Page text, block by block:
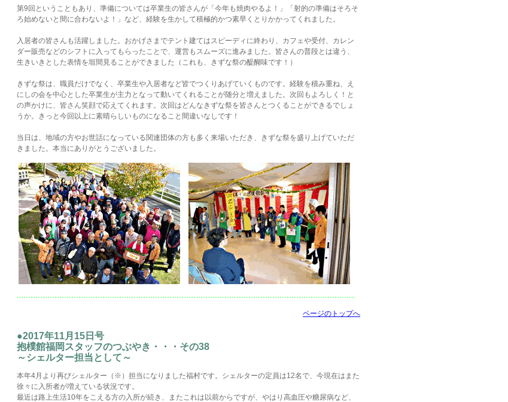
第9回ということもあり、準備については卒業生の皆さんが「今年も焼肉やるよ！」「射的の準備はそろそ
ろ始めないと間に合わないよ！」など、経験を生かして積極的かつ素早くとりかかってくれました。
入居者の皆さんも活躍しました。おかげさまでテント建てはスピーディに終わり、カフェや受付、カレン
ダー販売などのシフトに入ってもらったことで、運営もスムーズに進みました。皆さんの普段とは違う、
生きいきとした表情を垣間見ることができました（これも、きずな祭の醍醐味です！）
きずな祭は、職員だけでなく、卒業生や入居者など皆でつくりあげていくものです。経験を積み重ね、え
にしの会を中心とした卒業生が主力となって動いてくれることが随分と増えました。次回もよろしく！と
の声かけに、皆さん笑顔で応えてくれます。次回はどんなきずな祭を皆さんとつくることができるでしょ
うか。きっと今回以上に素晴らしいものになること間違いなしです！
当日は、地域の方やお世話になっている関連団体の方も多く来場いただき、きずな祭を盛り上げていただ
きました。本当にありがとうございました。
ページのトップへ
●2017年11月15日号
抱樸館福岡スタッフのつぶやき・・・その38
～シェルター担当として～
本年4月より再びシェルター（※）担当になりました福村です。シェルターの定員は12名で、今現在はまた
徐々に入所者が増えている状況です。
最近は路上生活10年をこえる方の入所が続き、またこれは以前からですが、やはり高血圧や糖尿病など、